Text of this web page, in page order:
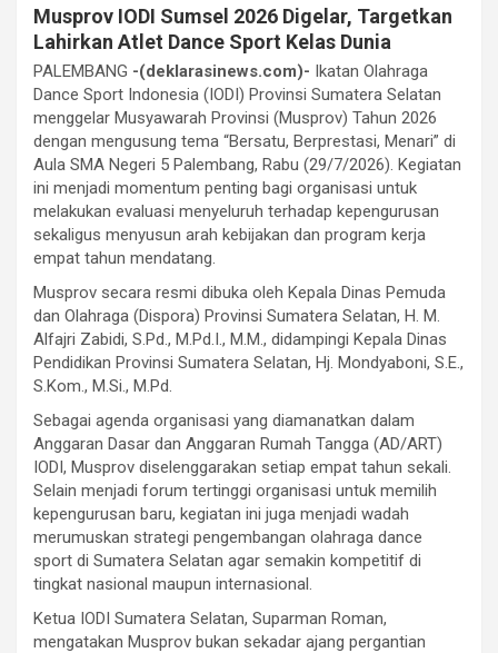
Musprov IODI Sumsel 2026 Digelar, Targetkan
Lahirkan Atlet Dance Sport Kelas Dunia
PALEMBANG -(deklarasinews.com)- Ikatan Olahraga
Dance Sport Indonesia (IODI) Provinsi Sumatera Selatan
menggelar Musyawarah Provinsi (Musprov) Tahun 2026
dengan mengusung tema “Bersatu, Berprestasi, Menari” di
Aula SMA Negeri 5 Palembang, Rabu (29/7/2026). Kegiatan
ini menjadi momentum penting bagi organisasi untuk
melakukan evaluasi menyeluruh terhadap kepengurusan
sekaligus menyusun arah kebijakan dan program kerja
empat tahun mendatang.
Musprov secara resmi dibuka oleh Kepala Dinas Pemuda
dan Olahraga (Dispora) Provinsi Sumatera Selatan, H. M.
Alfajri Zabidi, S.Pd., M.Pd.I., M.M., didampingi Kepala Dinas
Pendidikan Provinsi Sumatera Selatan, Hj. Mondyaboni, S.E.,
S.Kom., M.Si., M.Pd.
Sebagai agenda organisasi yang diamanatkan dalam
Anggaran Dasar dan Anggaran Rumah Tangga (AD/ART)
IODI, Musprov diselenggarakan setiap empat tahun sekali.
Selain menjadi forum tertinggi organisasi untuk memilih
kepengurusan baru, kegiatan ini juga menjadi wadah
merumuskan strategi pengembangan olahraga dance
sport di Sumatera Selatan agar semakin kompetitif di
tingkat nasional maupun internasional.
Ketua IODI Sumatera Selatan, Suparman Roman,
mengatakan Musprov bukan sekadar ajang pergantian